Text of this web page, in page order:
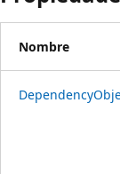
Nombre